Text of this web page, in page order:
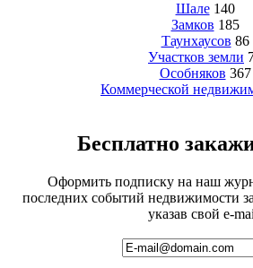
Шале 140
Замков 185
Таунхаусов 86
Участков земли
Особняков 367
Коммерческой
Бесплатно
Оформить подписку на наш
последних событий недвижимости
указав свой e-